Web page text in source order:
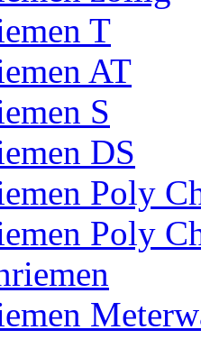
T
AT
S
DS
Poly
Poly